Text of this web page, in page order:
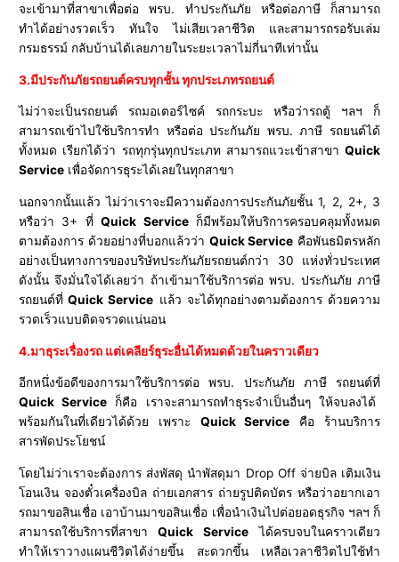
จะเข้ามาที่สาขาเพื่อต่อ พรบ. ทำประกันภัย หรือต่อภาษี ก็สามารถ
ทำได้อย่างรวดเร็ว ทันใจ ไม่เสียเวลาชีวิต และสามารถรอรับเล่ม
กรมธรรม์ กลับบ้านได้เลยภายในระยะเวลาไม่กี่นาทีเท่านั้น
3.มีประกันภัยรถยนต์ครบทุกชั้น ทุกประเภทรถยนต์
ไม่ว่าจะเป็นรถยนต์ รถมอเตอร์ไซค์ รถกระบะ หรือว่ารถตู้ ฯลฯ ก็
สามารถเข้าไปใช้บริการทำ หรือต่อ ประกันภัย พรบ. ภาษี รถยนต์ได้
ทั้งหมด เรียกได้ว่า รถทุกรุ่นทุกประเภท สามารถแวะเข้าสาขา Quick
Service เพื่อจัดการธุระได้เลยในทุกสาขา
นอกจากนั้นแล้ว ไม่ว่าเราจะมีความต้องการประกันภัยชั้น 1, 2, 2+, 3
หรือว่า 3+ ที่Quick Serviceก็มีพร้อมให้บริการครอบคลุมทั้งหมด
ตามต้องการ ด้วยอย่างที่บอกแล้วว่า Quick Service คือพันธมิตรหลัก
อย่างเป็นทางการของบริษัทประกันภัยรถยนต์กว่า 30 แห่งทั่วประเทศ
ดังนั้น จึงมั่นใจได้เลยว่า ถ้าเข้ามาใช้บริการต่อ พรบ. ประกันภัย ภาษี
รถยนต์ที่ Quick Service แล้ว จะได้ทุกอย่างตามต้องการ ด้วยความ
รวดเร็วแบบติดจรวดแน่นอน
4.มาธุระเรื่องรถ แต่เคลียร์ธุระอื่นได้หมดด้วยในคราวเดียว
อีกหนึ่งข้อดีของการมาใช้บริการต่อ พรบ. ประกันภัย ภาษี รถยนต์ที่
Quick Service ก็คือ เราจะสามารถทำธุระจำเป็นอื่นๆ ให้จบลงได้
พร้อมกันในที่เดียวได้ด้วย เพราะ Quick Service คือ ร้านบริการ
สารพัดประโยชน์
โดยไม่ว่าเราจะต้องการ ส่งพัสดุ นำพัสดุมา Drop Off จ่ายบิล เติมเงิน
โอนเงิน จองตั๋วเครื่องบิล ถ่ายเอกสาร ถ่ายรูปติดบัตร หรือว่าอยากเอา
รถมาขอสินเชื่อ เอาบ้านมาขอสินเชื่อ เพื่อนำเงินไปต่อยอดธุรกิจ ฯลฯ ก็
สามารถใช้บริการที่สาขา Quick Serviceได้ครบจบในคราวเดียว
ทำให้เราวางแผนชีวิตได้ง่ายขึ้น สะดวกขึ้น เหลือเวลาชีวิตไปใช้ทำ